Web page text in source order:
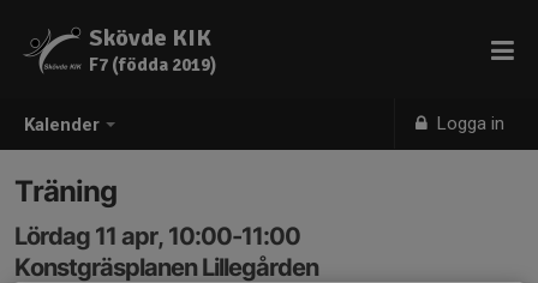
Kalender Logga in
Skövde KIK
F7 (födda 2019)
Träning
Lördag 11 apr, 10:00-11:00
Konstgräsplanen Lillegården